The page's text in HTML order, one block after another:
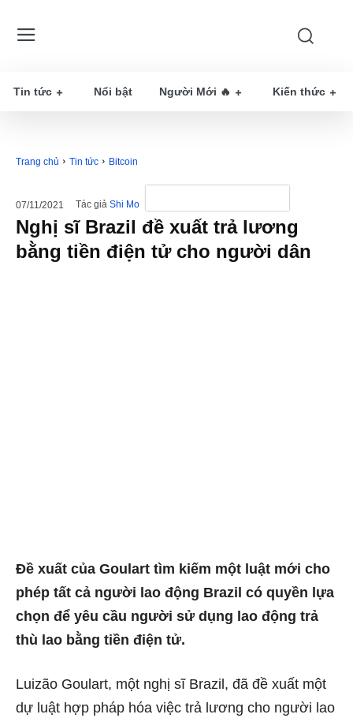
Tin tức Nổi bật Người Mới 🔥 Kiến thức
Trang chủ Tin tức Bitcoin
07/11/2021 Tác giả Shi Mo
Nghị sĩ Brazil đề xuất trả lương
bằng tiền điện tử cho người dân
Đề xuất của Goulart tìm kiếm một luật mới cho
phép tất cả người lao động Brazil có quyền lựa
chọn để yêu cầu người sử dụng lao động trả
thù lao bằng tiền điện tử.
Luizão Goulart, một nghị sĩ Brazil, đã đề xuất một
dự luật hợp pháp hóa việc trả lương cho người lao